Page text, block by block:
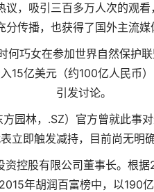
，吸引三百多万人次的观
分传播，也获得了国外主流媒
何巧女在参加世界自然保护
15亿美元（约100亿人民币
引发讨论。
园林，.SZ）官方曾就此事
立即触发减持，目前尚无明确
控股有限公司董事长。根
年胡润百富榜中，以190